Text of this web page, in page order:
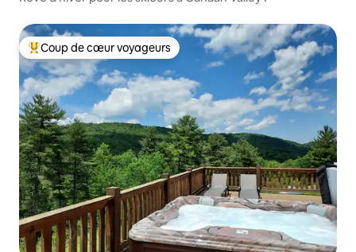
Coups de cœur voyageurs les plus appréciés
Coup de cœur voyageurs